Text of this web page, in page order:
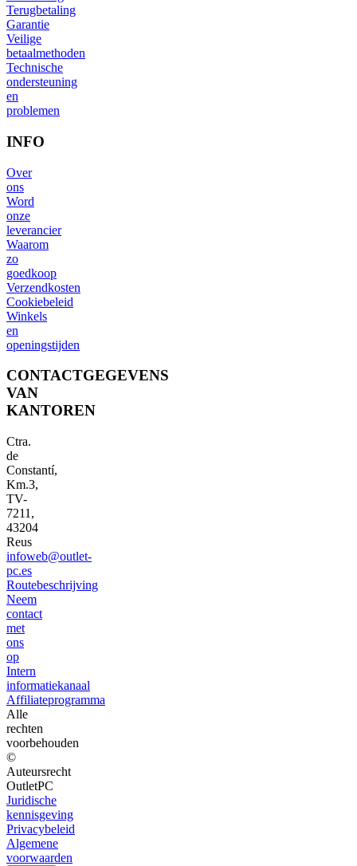
Terugbetaling
Garantie
Veilige
betaalmethoden
Technische
ondersteuning
en
problemen
INFO
Over
ons
Word
onze
leverancier
Waarom
zo
goedkoop
Verzendkosten
Cookiebeleid
Winkels
en
openingstijden
CONTACTGEGEVENS
VAN
KANTOREN
Ctra.
de
Constantí,
Km.3,
TV-
7211,
43204
Reus
infoweb@outlet-
pc.es
Routebeschrijving
Neem
contact
met
ons
op
Intern
informatiekanaal
Affiliateprogramma
Alle
rechten
voorbehouden
©
Auteursrecht
OutletPC
Juridische
kennisgeving
Privacybeleid
Algemene
voorwaarden